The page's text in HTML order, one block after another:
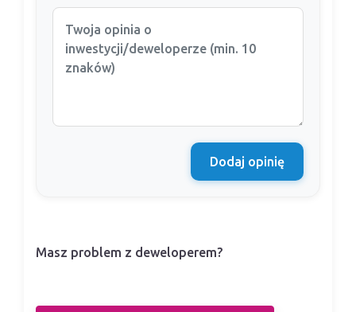
Dodaj opinię
Masz problem z deweloperem?